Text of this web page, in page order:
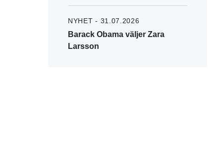
NYHET - 31.07.2026
Barack Obama väljer Zara
Larsson